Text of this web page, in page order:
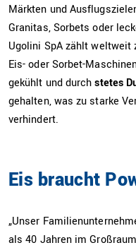
Märkten und
Granitas, Sorbets oder
Ugolini SpA zählt weltweit
Eis- oder Sorbet-
gekühlt und durchstetes
gehalten, was zu starke
verhindert.
Eis braucht
„Unser
als 40 Jahren im